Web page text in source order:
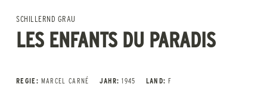
SCHILLERND GRAU
LES ENFANTS DU PARADIS
REGIE: MARCEL CARNÉ JAHR: 1945 LAND: F